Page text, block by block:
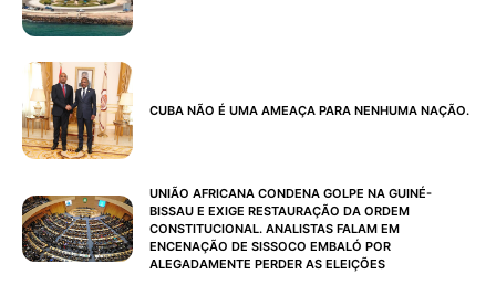
CUBA NÃO É UMA AMEAÇA PARA NENHUMA NAÇÃO.
UNIÃO AFRICANA CONDENA GOLPE NA GUINÉ-
BISSAU E EXIGE RESTAURAÇÃO DA ORDEM
CONSTITUCIONAL. ANALISTAS FALAM EM
ENCENAÇÃO DE SISSOCO EMBALÓ POR
ALEGADAMENTE PERDER AS ELEIÇÕES